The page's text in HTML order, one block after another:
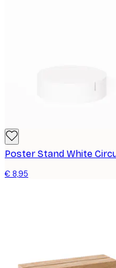
Poster Stand White
€ 8,95